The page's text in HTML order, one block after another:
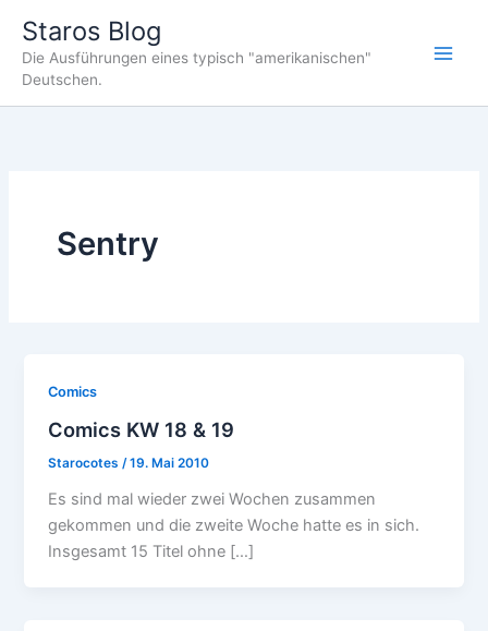
Inhalt
springen
Staros Blog
Die Ausführungen eines typisch "amerikanischen"
Deutschen.
Sentry
Comics
Comics KW 18 & 19
Starocotes /19. Mai 2010
Es sind mal wieder zwei Wochen zusammen
gekommen und die zweite Woche hatte es in sich.
Insgesamt 15 Titel ohne […]